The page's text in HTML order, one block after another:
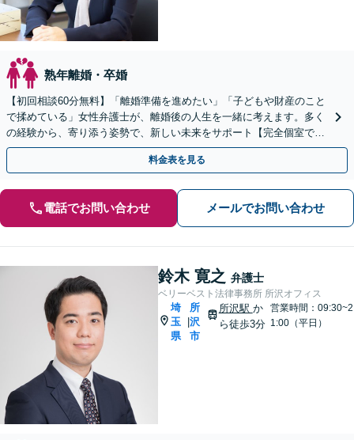
熟年離婚・卒婚
【初回相談60分無料】「離婚準備を進めたい」「子どもや財産のこと
で揉めている」女性弁護士が、離婚後の人生を一緒に考えます。多く
の経験から、寄り添う姿勢で、新しい未来をサポート【完全個室でプ
ライバシー配慮】【当日・夜間（18時まで）の相談可】
料金表を見る
電話でお問い合わせ メールでお問い合わせ
鈴木 寛之 弁護士
ベリーベスト法律事務所 所沢オフィス
埼
玉
県
所
沢
市
所沢駅 か
ら徒歩3分
営業時間：09:30~2
1:00（平日）